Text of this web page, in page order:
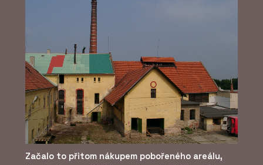
Začalo to přitom nákupem pobořeného areálu,